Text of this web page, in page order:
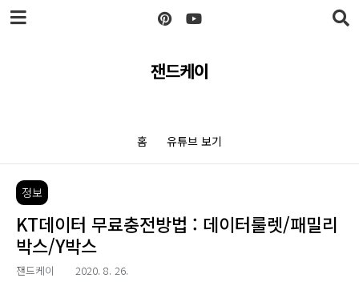
본문 바로가기
잰드케이
홈 유튜브 보기
정보
KT데이터 무료충전방법 : 데이터룰렛/패밀리
박스/Y박스
잰드케이 2020. 8. 26.